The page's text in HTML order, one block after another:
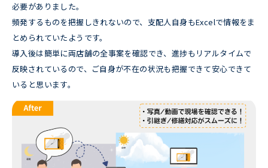
必要がありました。
頻発するものを把握しきれないので、支配人自身もExcelで情報をま
とめられていたようです。
導入後は簡単に両店舗の全事案を確認でき、進捗もリアルタイムで
反映されているので、ご自身が不在の状況も把握できて安心できて
いると思います。